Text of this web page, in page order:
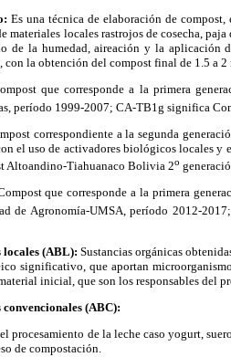
Es una técnica de elaboración de
materiales locales rastrojos de cosecha,
de la humedad, aireación y la aplicación
la obtención del compost final de 1.5 a 2
que corresponde a la primera
período 1999-2007; CA-TB1g significa
correspondiente a la segunda
el uso de activadores biológicos locales y
Altoandino-Tiahuanaco Bolivia 2o
que corresponde a la primera
de Agronomía-UMSA, período 2012-
locales (ABL):Sustancias orgánicas
significativo, que aportan
inicial, que son los responsables del
(ABC):
procesamiento de la leche caso yogurt,
de compostación.